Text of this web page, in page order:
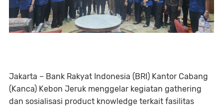
Jakarta – Bank Rakyat Indonesia (BRI) Kantor Cabang
(Kanca) Kebon Jeruk menggelar kegiatan gathering
dan sosialisasi product knowledge terkait fasilitas